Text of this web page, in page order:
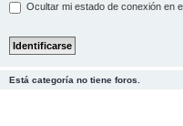
Ocultar mi estado de conexión en
Está categoría no tiene foros.